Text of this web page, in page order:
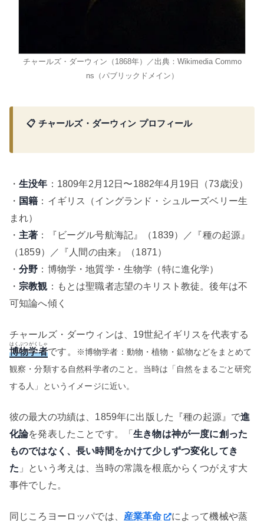
チャールズ・ダーウィン（1868年）／出典：Wikimedia Commo
ns（パブリックドメイン）
📋 チャールズ・ダーウィン プロフィール
・生没年 ：1809年2月12日〜1882年4月19日（73歳没）
・ 国籍 ：イギリス（イングランド・シュルーズベリー生
まれ）
・ 主著 ：『ビーグル号航海記』（1839）／『種の起源』
（1859）／『人間の由来』（1871）
・分野 ：博物学・地質学・生物学（特に進化学）
・ 宗教観：もとは聖職者志望のキリスト教徒。後年は不
可知論へ傾く
チャールズ・ダーウィンは、19世紀イギリスを代表する
博物学者
はくぶつがくしゃ
です。
※博物学者：動物・植物・鉱物などをまとめて
観察・分類する自然科学者のこと。当時は「自然をまるごと研究
する人」というイメージに近い。
彼の最大の功績は、1859年に出版した『種の起源』で進
化論を発表したことです。「生き物は神が一度に創った
ものではなく、長い時間をかけて少しずつ変化してき
た 」という考えは、当時の常識を根底からくつがえす大
事件でした。
同じころヨーロッパでは、 産業革命
によって機械や蒸